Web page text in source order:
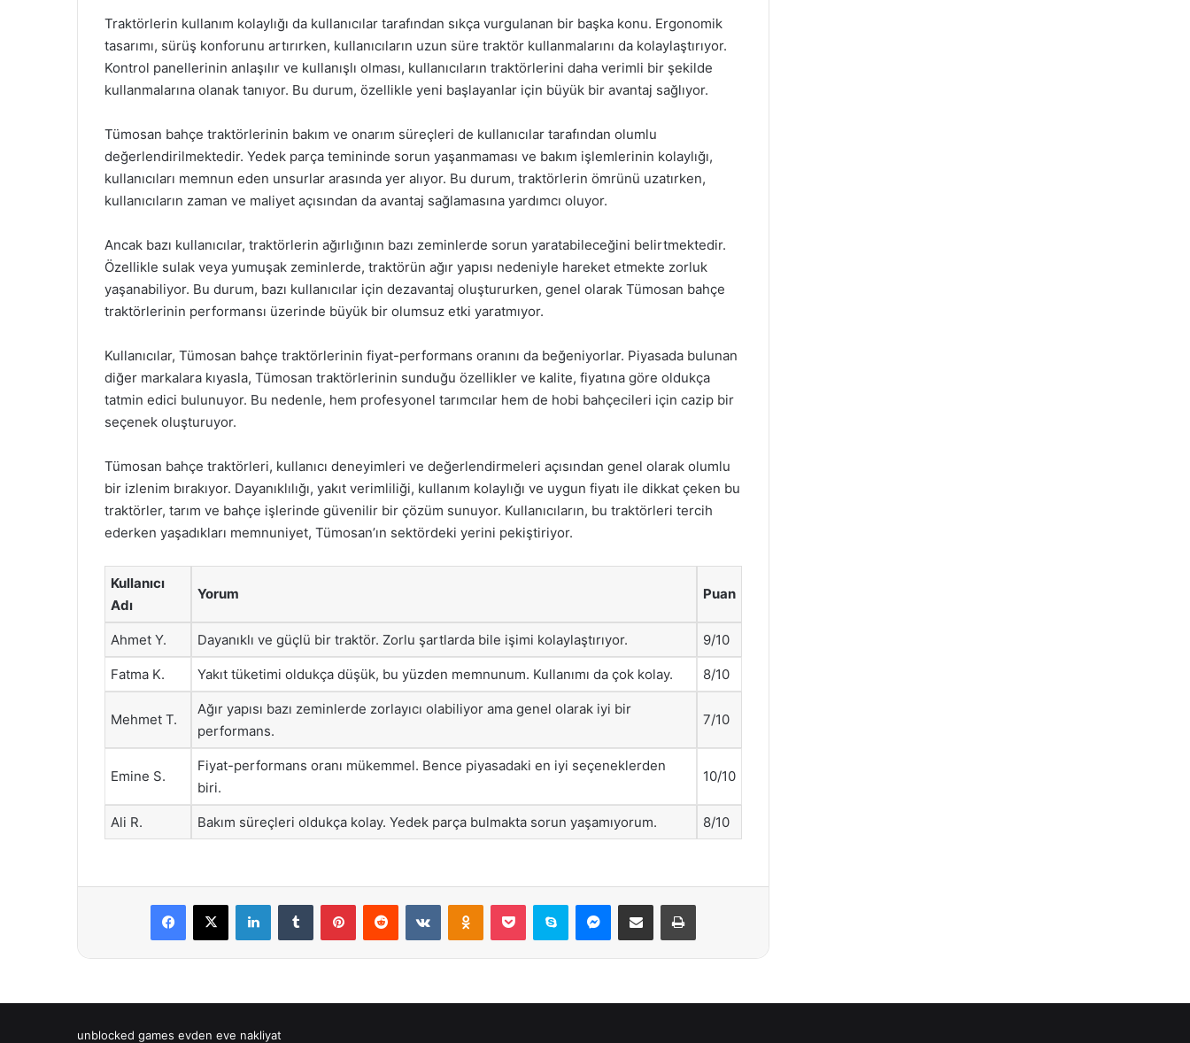
Traktörlerin kullanım kolaylığı da kullanıcılar tarafından sıkça vurgulanan bir başka konu. Ergonomik
tasarımı, sürüş konforunu artırırken, kullanıcıların uzun süre traktör kullanmalarını da kolaylaştırıyor.
Kontrol panellerinin anlaşılır ve kullanışlı olması, kullanıcıların traktörlerini daha verimli bir şekilde
kullanmalarına olanak tanıyor. Bu durum, özellikle yeni başlayanlar için büyük bir avantaj sağlıyor.
Tümosan bahçe traktörlerinin bakım ve onarım süreçleri de kullanıcılar tarafından olumlu
değerlendirilmektedir. Yedek parça temininde sorun yaşanmaması ve bakım işlemlerinin kolaylığı,
kullanıcıları memnun eden unsurlar arasında yer alıyor. Bu durum, traktörlerin ömrünü uzatırken,
kullanıcıların zaman ve maliyet açısından da avantaj sağlamasına yardımcı oluyor.
Ancak bazı kullanıcılar, traktörlerin ağırlığının bazı zeminlerde sorun yaratabileceğini belirtmektedir.
Özellikle sulak veya yumuşak zeminlerde, traktörün ağır yapısı nedeniyle hareket etmekte zorluk
yaşanabiliyor. Bu durum, bazı kullanıcılar için dezavantaj oluştururken, genel olarak Tümosan bahçe
traktörlerinin performansı üzerinde büyük bir olumsuz etki yaratmıyor.
Kullanıcılar, Tümosan bahçe traktörlerinin fiyat-performans oranını da beğeniyorlar. Piyasada bulunan
diğer markalara kıyasla, Tümosan traktörlerinin sunduğu özellikler ve kalite, fiyatına göre oldukça
tatmin edici bulunuyor. Bu nedenle, hem profesyonel tarımcılar hem de hobi bahçecileri için cazip bir
seçenek oluşturuyor.
Tümosan bahçe traktörleri, kullanıcı deneyimleri ve değerlendirmeleri açısından genel olarak olumlu
bir izlenim bırakıyor. Dayanıklılığı, yakıt verimliliği, kullanım kolaylığı ve uygun fiyatı ile dikkat çeken bu
traktörler, tarım ve bahçe işlerinde güvenilir bir çözüm sunuyor. Kullanıcıların, bu traktörleri tercih
ederken yaşadıkları memnuniyet, Tümosan’ın sektördeki yerini pekiştiriyor.
Kullanıcı
Adı
Yorum Puan
Ahmet Y. Dayanıklı ve güçlü bir traktör. Zorlu şartlarda bile işimi kolaylaştırıyor. 9/10
Fatma K. Yakıt tüketimi oldukça düşük, bu yüzden memnunum. Kullanımı da çok kolay. 8/10
Mehmet T.
Ağır yapısı bazı zeminlerde zorlayıcı olabiliyor ama genel olarak iyi bir
performans.
7/10
Emine S.
Fiyat-performans oranı mükemmel. Bence piyasadaki en iyi seçeneklerden
biri.
10/10
Ali R. Bakım süreçleri oldukça kolay. Yedek parça bulmakta sorun yaşamıyorum. 8/10
Facebook
X LinkedInTumblr PinterestReddit VKontakteOdnoklassniki
Pocket Skype Messenger
E-Posta ile paylaş Yazdır
unblocked games evden eve nakliyat